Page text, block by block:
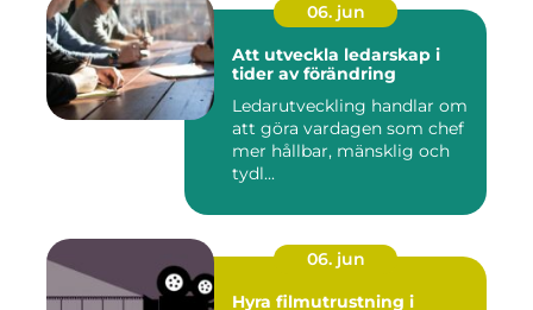
06. jun
Att utveckla ledarskap i
tider av förändring
Ledarutveckling handlar om
att göra vardagen som chef
mer hållbar, mänsklig och
tydl...
06. jun
Hyra filmutrustning i